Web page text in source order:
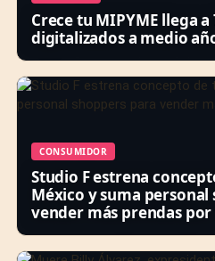
Crece tu MIPYME llega
digitalizados a medio
CONSUMIDOR
Studio F estrena
México y suma personal
vender más prendas